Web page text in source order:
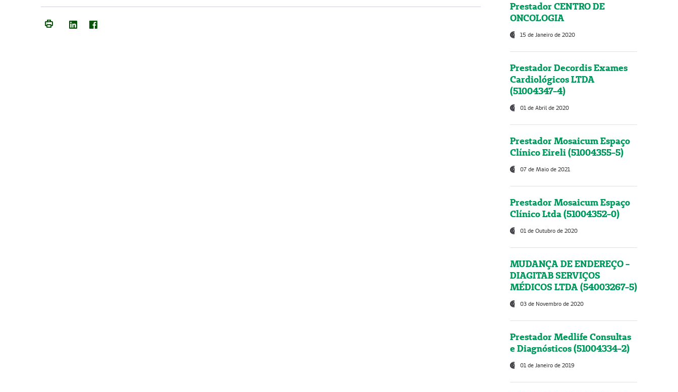
Prestador CENTRO DE
ONCOLOGIA
15 de Janeiro de 2020
Prestador Decordis Exames
Cardiológicos LTDA
(51004347-4)
01 de Abril de 2020
Prestador Mosaicum Espaço
Clínico Eireli (51004355-5)
07 de Maio de 2021
Prestador Mosaicum Espaço
Clínico Ltda (51004352-0)
01 de Outubro de 2020
MUDANÇA DE ENDEREÇO -
DIAGITAB SERVIÇOS
MÉDICOS LTDA (54003267-5)
03 de Novembro de 2020
Prestador Medlife Consultas
e Diagnósticos (51004334-2)
01 de Janeiro de 2019